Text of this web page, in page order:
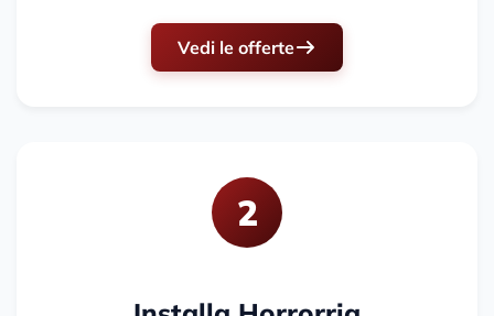
Vedi le offerte
2